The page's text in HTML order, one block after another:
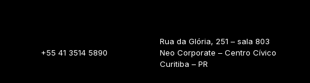
+55 41 3514 5890
Rua da Glória, 251 – sala 803
Neo Corporate – Centro Cívico
Curitiba – PR